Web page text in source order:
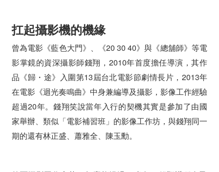
扛起攝影機的機緣
曾為電影《藍色大門》、《20 30 40》與《總舖師》等電
影掌鏡的資深攝影師錢翔，2010年首度擔任導演，其作
品《歸・途》入圍第13屆台北電影節劇情長片，2013年
在電影《迴光奏鳴曲》中身兼編導及攝影，影像工作經驗
超過20年。錢翔笑說當年入行的契機其實是參加了由國
家舉辦、類似「電影補習班」的影像工作坊，與錢翔同一
期的還有林正盛、蕭雅全、陳玉勳。